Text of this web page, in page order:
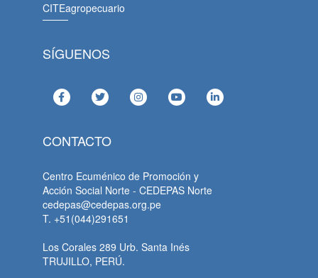
CITEagropecuario
SÍGUENOS
CONTACTO
Centro Ecuménico de Promoción y
Acción Social Norte - CEDEPAS Norte
cedepas@cedepas.org.pe
T. +51(044)291651
Los Corales 289 Urb. Santa Inés
TRUJILLO, PERÚ.